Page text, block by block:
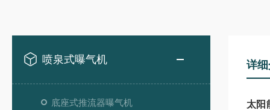
喷泉式曝气机
底座式推流器曝气机
详
太阳